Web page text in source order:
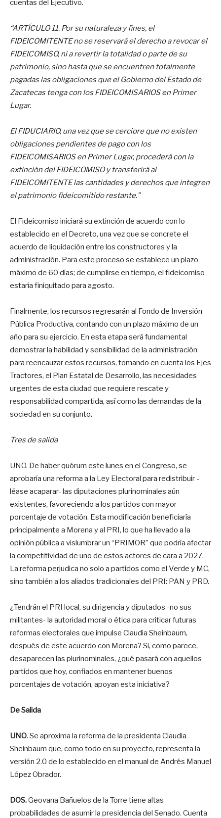
cuentas del Ejecutivo.
“ARTÍCULO 11. Por su naturaleza y fines, el
FIDEICOMITENTE no se reservará el derecho a revocar el
FIDEICOMISO, ni a revertir la totalidad o parte de su
patrimonio, sino hasta que se encuentren totalmente
pagadas las obligaciones que el Gobierno del Estado de
Zacatecas tenga con los FIDEICOMISARIOS en Primer
Lugar.
El FIDUCIARIO, una vez que se cerciore que no existen
obligaciones pendientes de pago con los
FIDEICOMISARIOS en Primer Lugar, procederá con la
extinción del FIDEICOMISO y transferirá al
FIDEICOMITENTE las cantidades y derechos que integren
el patrimonio fideicomitido restante.”
El Fideicomiso iniciará su extinción de acuerdo con lo
establecido en el Decreto, una vez que se concrete el
acuerdo de liquidación entre los constructores y la
administración. Para este proceso se establece un plazo
máximo de 60 días; de cumplirse en tiempo, el fideicomiso
estaría finiquitado para agosto.
Finalmente, los recursos regresarán al Fondo de Inversión
Pública Productiva, contando con un plazo máximo de un
año para su ejercicio. En esta etapa será fundamental
demostrar la habilidad y sensibilidad de la administración
para reencauzar estos recursos, tomando en cuenta los Ejes
Tractores, el Plan Estatal de Desarrollo, las necesidades
urgentes de esta ciudad que requiere rescate y
responsabilidad compartida, así como las demandas de la
sociedad en su conjunto.
Tres de salida
UNO. De haber quórum este lunes en el Congreso, se
aprobaría una reforma a la Ley Electoral para redistribuir -
léase acaparar- las diputaciones plurinominales aún
existentes, favoreciendo a los partidos con mayor
porcentaje de votación. Esta modificación beneficiaría
principalmente a Morena y al PRI, lo que ha llevado a la
opinión pública a vislumbrar un “PRIMOR” que podría afectar
la competitividad de uno de estos actores de cara a 2027.
La reforma perjudica no solo a partidos como el Verde y MC,
sino también a los aliados tradicionales del PRI: PAN y PRD.
¿Tendrán el PRI local, su dirigencia y diputados -no sus
militantes- la autoridad moral o ética para criticar futuras
reformas electorales que impulse Claudia Sheinbaum,
después de este acuerdo con Morena? Si, como parece,
desaparecen las plurinominales, ¿qué pasará con aquellos
partidos que hoy, confiados en mantener buenos
porcentajes de votación, apoyan esta iniciativa?
De Salida
UNO. Se aproxima la reforma de la presidenta Claudia
Sheinbaum que, como todo en su proyecto, representa la
versión 2.0 de lo establecido en el manual de Andrés Manuel
López Obrador.
DOS.Geovana Bañuelos de la Torre tiene altas
probabilidades de asumir la presidencia del Senado. Cuenta